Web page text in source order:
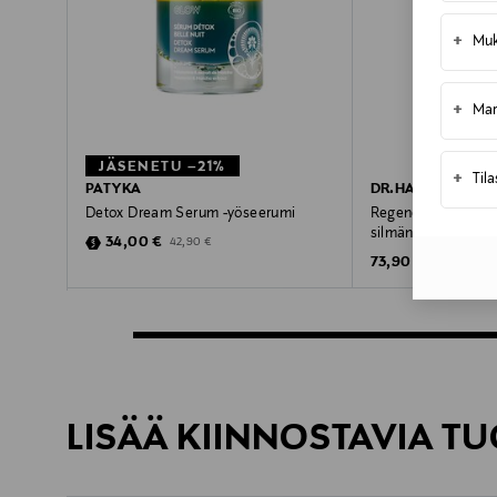
+
+
+
JÄSENETU –21%
PATYKA
Detox Dream Serum -yöseerumi
Discounted Price
34,00 € Original Price
42,90 €
DR.HAUSCHKA
Regenerating
Original Price
73,90 €
LISÄÄ KIINNOSTAVIA